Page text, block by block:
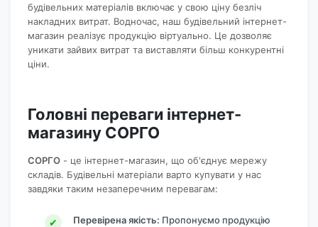
будівельних матеріалів включає у свою ціну безліч
накладних витрат. Водночас, наш будівельний інтернет-
магазин реалізує продукцію віртуально. Це дозволяє
уникати зайвих витрат та виставляти більш конкурентні
ціни.
Головні переваги інтернет-
магазину СОРГО
СОРГО - це інтернет-магазин, що об'єднує мережу
складів. Будівельні матеріали варто купувати у нас
завдяки таким незаперечним перевагам:
Перевірена якість: Пропонуємо продукцію